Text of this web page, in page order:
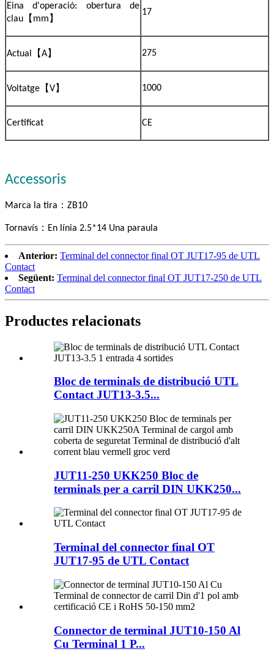
Eina d'operació: obertura de
clau 【 mm 】
17
Actual 【A】 275
Voltatge 【V】 1000
Certificat CE
Accessoris
Marca la tira ： ZB10
Tornavís ： En línia 2.5*14 Una paraula
Anterior: Terminal del connector final OT JUT17-95 de UTL
Contact
Següent: Terminal del connector final OT JUT17-250 de UTL
Contact
Productes relacionats
Bloc de terminals de distribució UTL
Contact JUT13-3.5...
JUT11-250 UKK250 Bloc de
terminals per a carril DIN UKK250...
Terminal del connector final OT
JUT17-95 de UTL Contact
Connector de terminal JUT10-150 Al
Cu Terminal 1 P...